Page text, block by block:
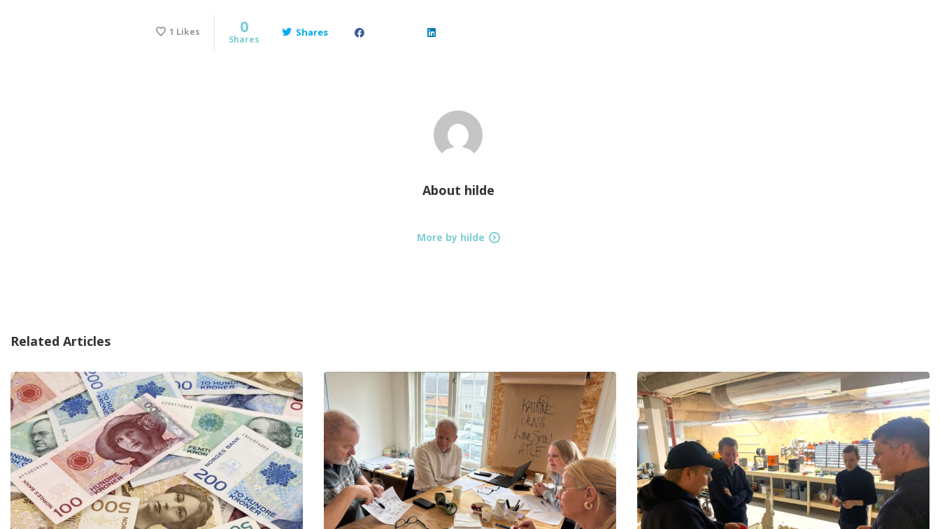
1 Likes 0
Shares
Shares
About hilde
More by hilde
Related Articles